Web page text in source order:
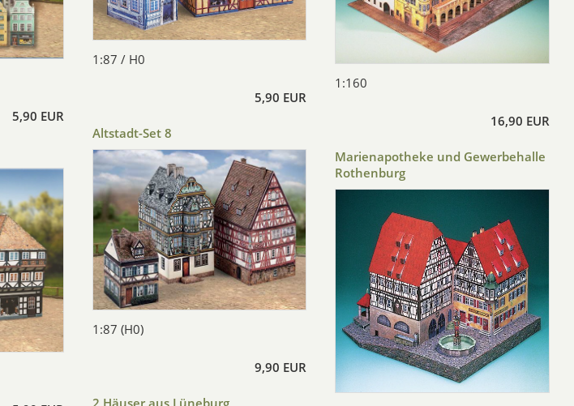
5,90 EUR
1:87 / H0
5,90 EUR
Altstadt-Set 8
1:87 (H0)
9,90 EUR
1:160
16,90 EUR
Marienapotheke und Gewerbehalle
Rothenburg